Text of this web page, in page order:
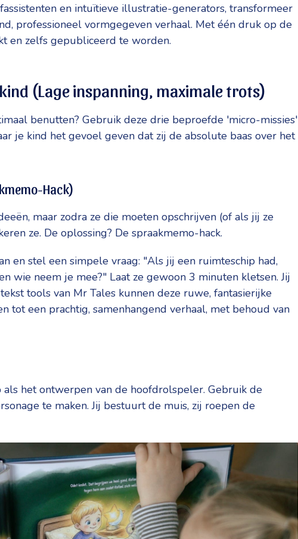
en intuïtieve illustratie-generators, transformeer
professioneel vormgegeven verhaal. Met één druk op de
en zelfs gepubliceerd te worden.
(Lage inspanning, maximale trots)
benutten? Gebruik deze drie beproefde 'micro-missies'
je kind het gevoel geven dat zij de absolute baas over het
Hack)
maar zodra ze die moeten opschrijven (of als jij ze
ze. De oplossing? De spraakmemo-hack.
en stel een simpele vraag: "Als jij een ruimteschip had,
wie neem je mee?" Laat ze gewoon 3 minuten kletsen. Jij
tools van Mr Tales kunnen deze ruwe, fantasierijke
tot een prachtig, samenhangend verhaal, met behoud van
als het ontwerpen van de hoofdrolspeler. Gebruik de
te maken. Jij bestuurt de muis, zij roepen de